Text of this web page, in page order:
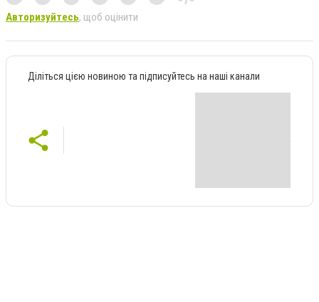
Авторизуйтесь, щоб оцінити
Діліться цією новиною та підписуйтесь на наші канали